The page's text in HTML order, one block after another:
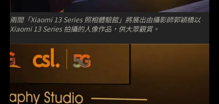
兩間「Xiaomi 13 Series 照相體驗館」將展出由攝影師郭穎橋以
Xiaomi 13 Series 拍攝的人像作品，供大眾觀賞。